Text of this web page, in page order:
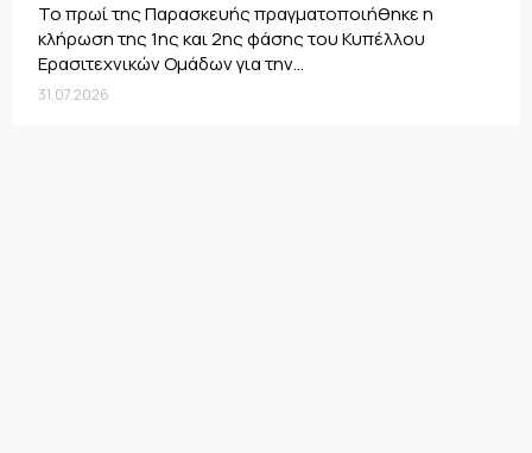
Το πρωί της Παρασκευής πραγματοποιήθηκε η
κλήρωση της 1ης και 2ης φάσης του Κυπέλλου
Ερασιτεχνικών Ομάδων για την...
31.07.2026